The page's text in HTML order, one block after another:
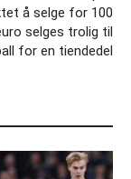
å selge for 100
selges trolig til
for en tiendedel